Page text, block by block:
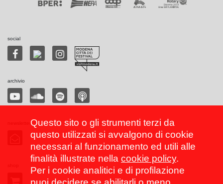
social
archivio
Questo sito o gli strumenti terzi da
questo utilizzati si avvalgono di cookie
necessari al funzionamento ed utili alle
finalità illustrate nella cookie policy.
Per i cookie analitici e di profilazione